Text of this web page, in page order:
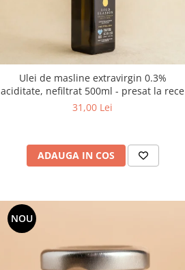
Ulei de masline extravirgin 0.3%
aciditate, nefiltrat 500ml - presat la rece
31,00 Lei
ADAUGA IN COS
NOU